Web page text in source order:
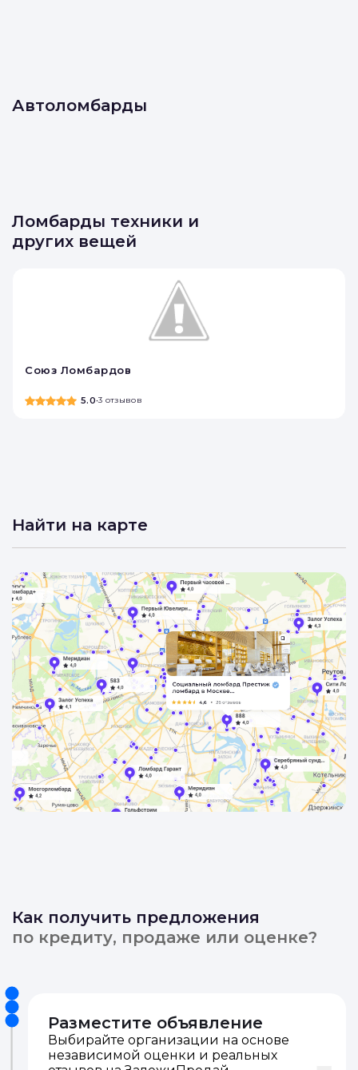
Автоломбарды
Ломбарды техники и
других вещей
Союз Ломбардов
5.0•3 отзывов
Найти на карте
Как получить предложения
по кредиту, продаже или оценке?
Разместите объявление
Выбирайте организации на основе
независимой оценки и реальных